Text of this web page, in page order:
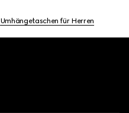
Umhängetaschen für Herren